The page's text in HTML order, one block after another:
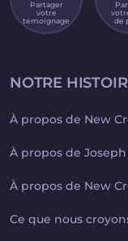
Partager
votre
témoignage
de
NOTRE
À propos de New
À propos de
À propos de New
Ce que nous